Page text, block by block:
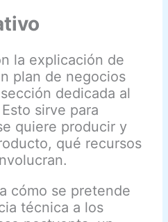
la explicación de
plan de negocios
dedicada al
sirve para
quiere producir y
qué recursos
cómo se pretende
técnica a los